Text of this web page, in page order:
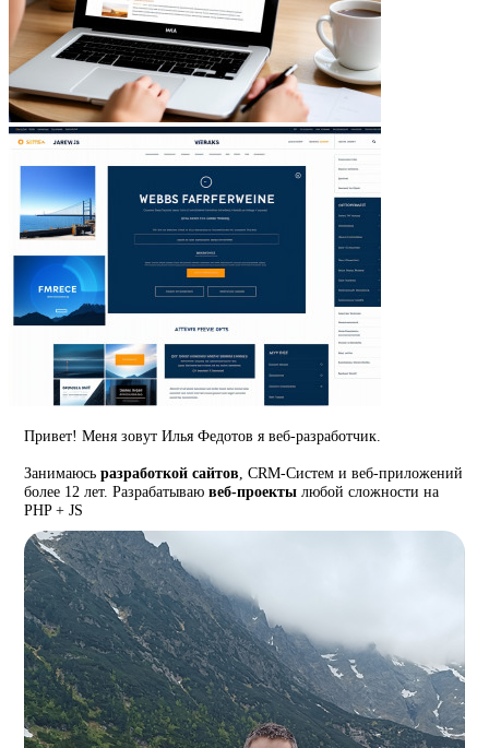
Привет! Меня зовут Илья Федотов я веб-разработчик.
Занимаюсьразработкой сайтов , CRM-Систем и веб-приложений
более 12 лет. Разрабатываювеб-проекты любой сложности на
PHP + JS